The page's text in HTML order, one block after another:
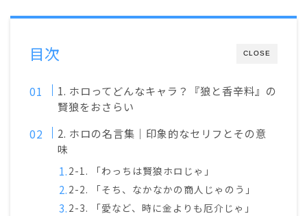
CLOSE
目次
1. ホロってどんなキャラ？『狼と香辛料』の
賢狼をおさらい
2. ホロの名言集｜印象的なセリフとその意
味
2-1. 「わっちは賢狼ホロじゃ」
2-2. 「そち、なかなかの商人じゃのう」
2-3. 「愛など、時に金よりも厄介じゃ」